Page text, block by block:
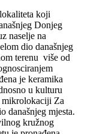
koji
Donjeg
naselje na
dio današnjeg
terenu više od
je keramika
u kulturu
mikrolokaciji Za
današnjeg mjesta.
kružnog